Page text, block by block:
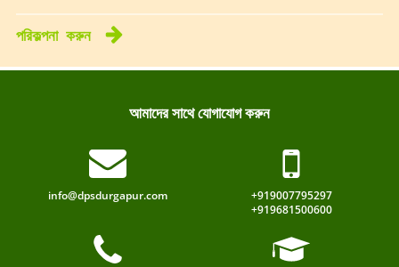
পরিকল্পনা করুন
আমাদের সাথে যোগাযোগ করুন
info@dpsdurgapur.com
+919007795297
+919681500600